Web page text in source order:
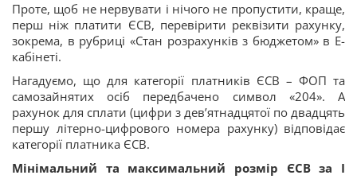
Проте, щоб не нервувати і нічого не пропустити, краще,
перш ніж платити ЄСВ, перевірити реквізити рахунку,
зокрема, в рубриці «Стан розрахунків з бюджетом» в Е-
кабінеті.
Нагадуємо, що для категорії платників ЄСВ – ФОП та
самозайнятих осіб передбачено символ «204». А
рахунок для сплати (цифри з дев’ятнадцятої по двадцять
першу літерно-цифрового номера рахунку) відповідає
категорії платника ЄСВ.
Мінімальний та максимальний розмір ЄСВ за I